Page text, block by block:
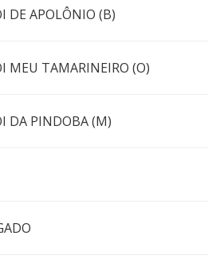
DE APOLÔNIO (B)
MEU TAMARINEIRO (O)
DA PINDOBA (M)